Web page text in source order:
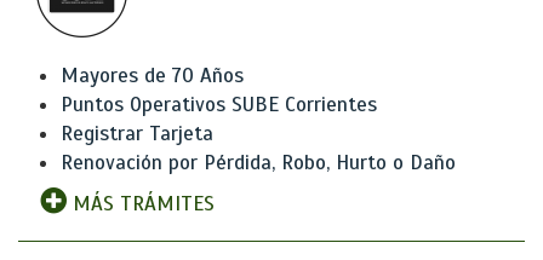
Mayores de 70 Años
Puntos Operativos SUBE Corrientes
Registrar Tarjeta
Renovación por Pérdida, Robo, Hurto o Daño
MÁS TRÁMITES